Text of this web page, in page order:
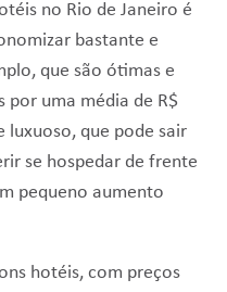
no Rio de Janeiro é
bastante e
que são ótimas e
por uma média de R$
luxuoso, que pode sair
se hospedar de frente
pequeno aumento
hotéis, com preços